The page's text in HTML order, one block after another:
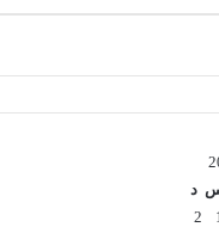
د
1
2